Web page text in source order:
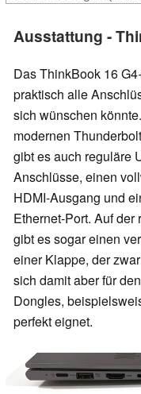
Ausstattung -
Das ThinkBook 16
praktisch alle
sich wünschen
modernen
gibt es auch reguläre
Anschlüsse, einen
HDMI-Ausgang und
Ethernet-Port. Auf der
gibt es sogar einen
einer Klappe, der
sich damit aber für
Dongles,
perfekt eignet.